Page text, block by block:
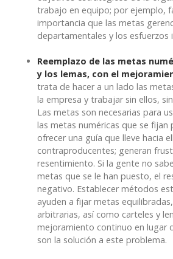
trabajo en equipo; por ejemplo,
importancia que las metas
departamentales y los esfuerzos
Reemplazo de las metas
y los lemas, con el
trata de hacer a un lado las
la empresa y trabajar sin ellos,
Las metas son necesarias para
las metas numéricas que se fijan
ofrecer una guía que lleve hacia
contraproducentes; generan
resentimiento. Si la gente no
metas que se le han puesto, el
negativo. Establecer métodos
ayuden a fijar metas
arbitrarias, así como carteles y
mejoramiento continuo en lugar
son la solución a este problema.